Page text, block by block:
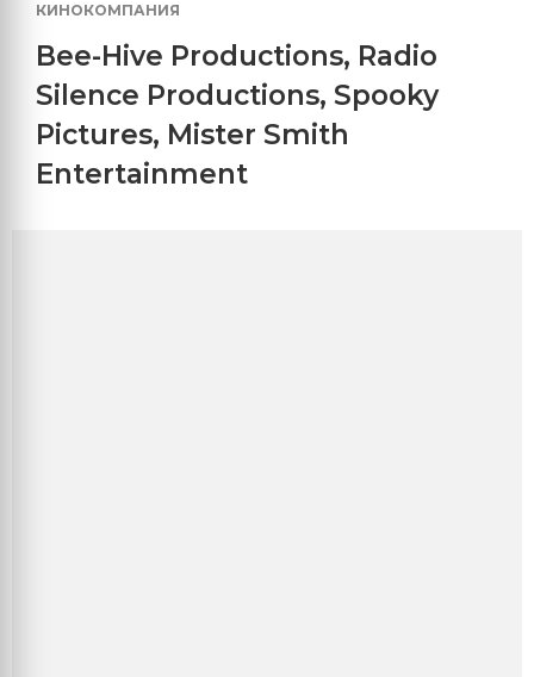
КИНОКОМПАНИЯ
Bee-Hive Productions, Radio
Silence Productions, Spooky
Pictures, Mister Smith
Entertainment